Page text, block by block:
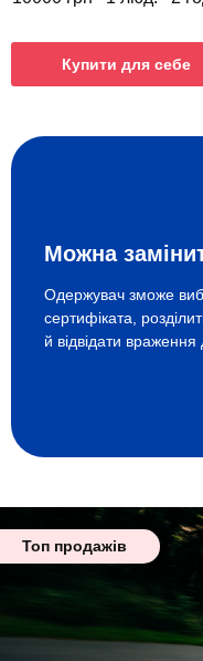
Купити для себе
Можна
Одержувач зможе
сертифіката,
й відвідати враження
Топ продажів